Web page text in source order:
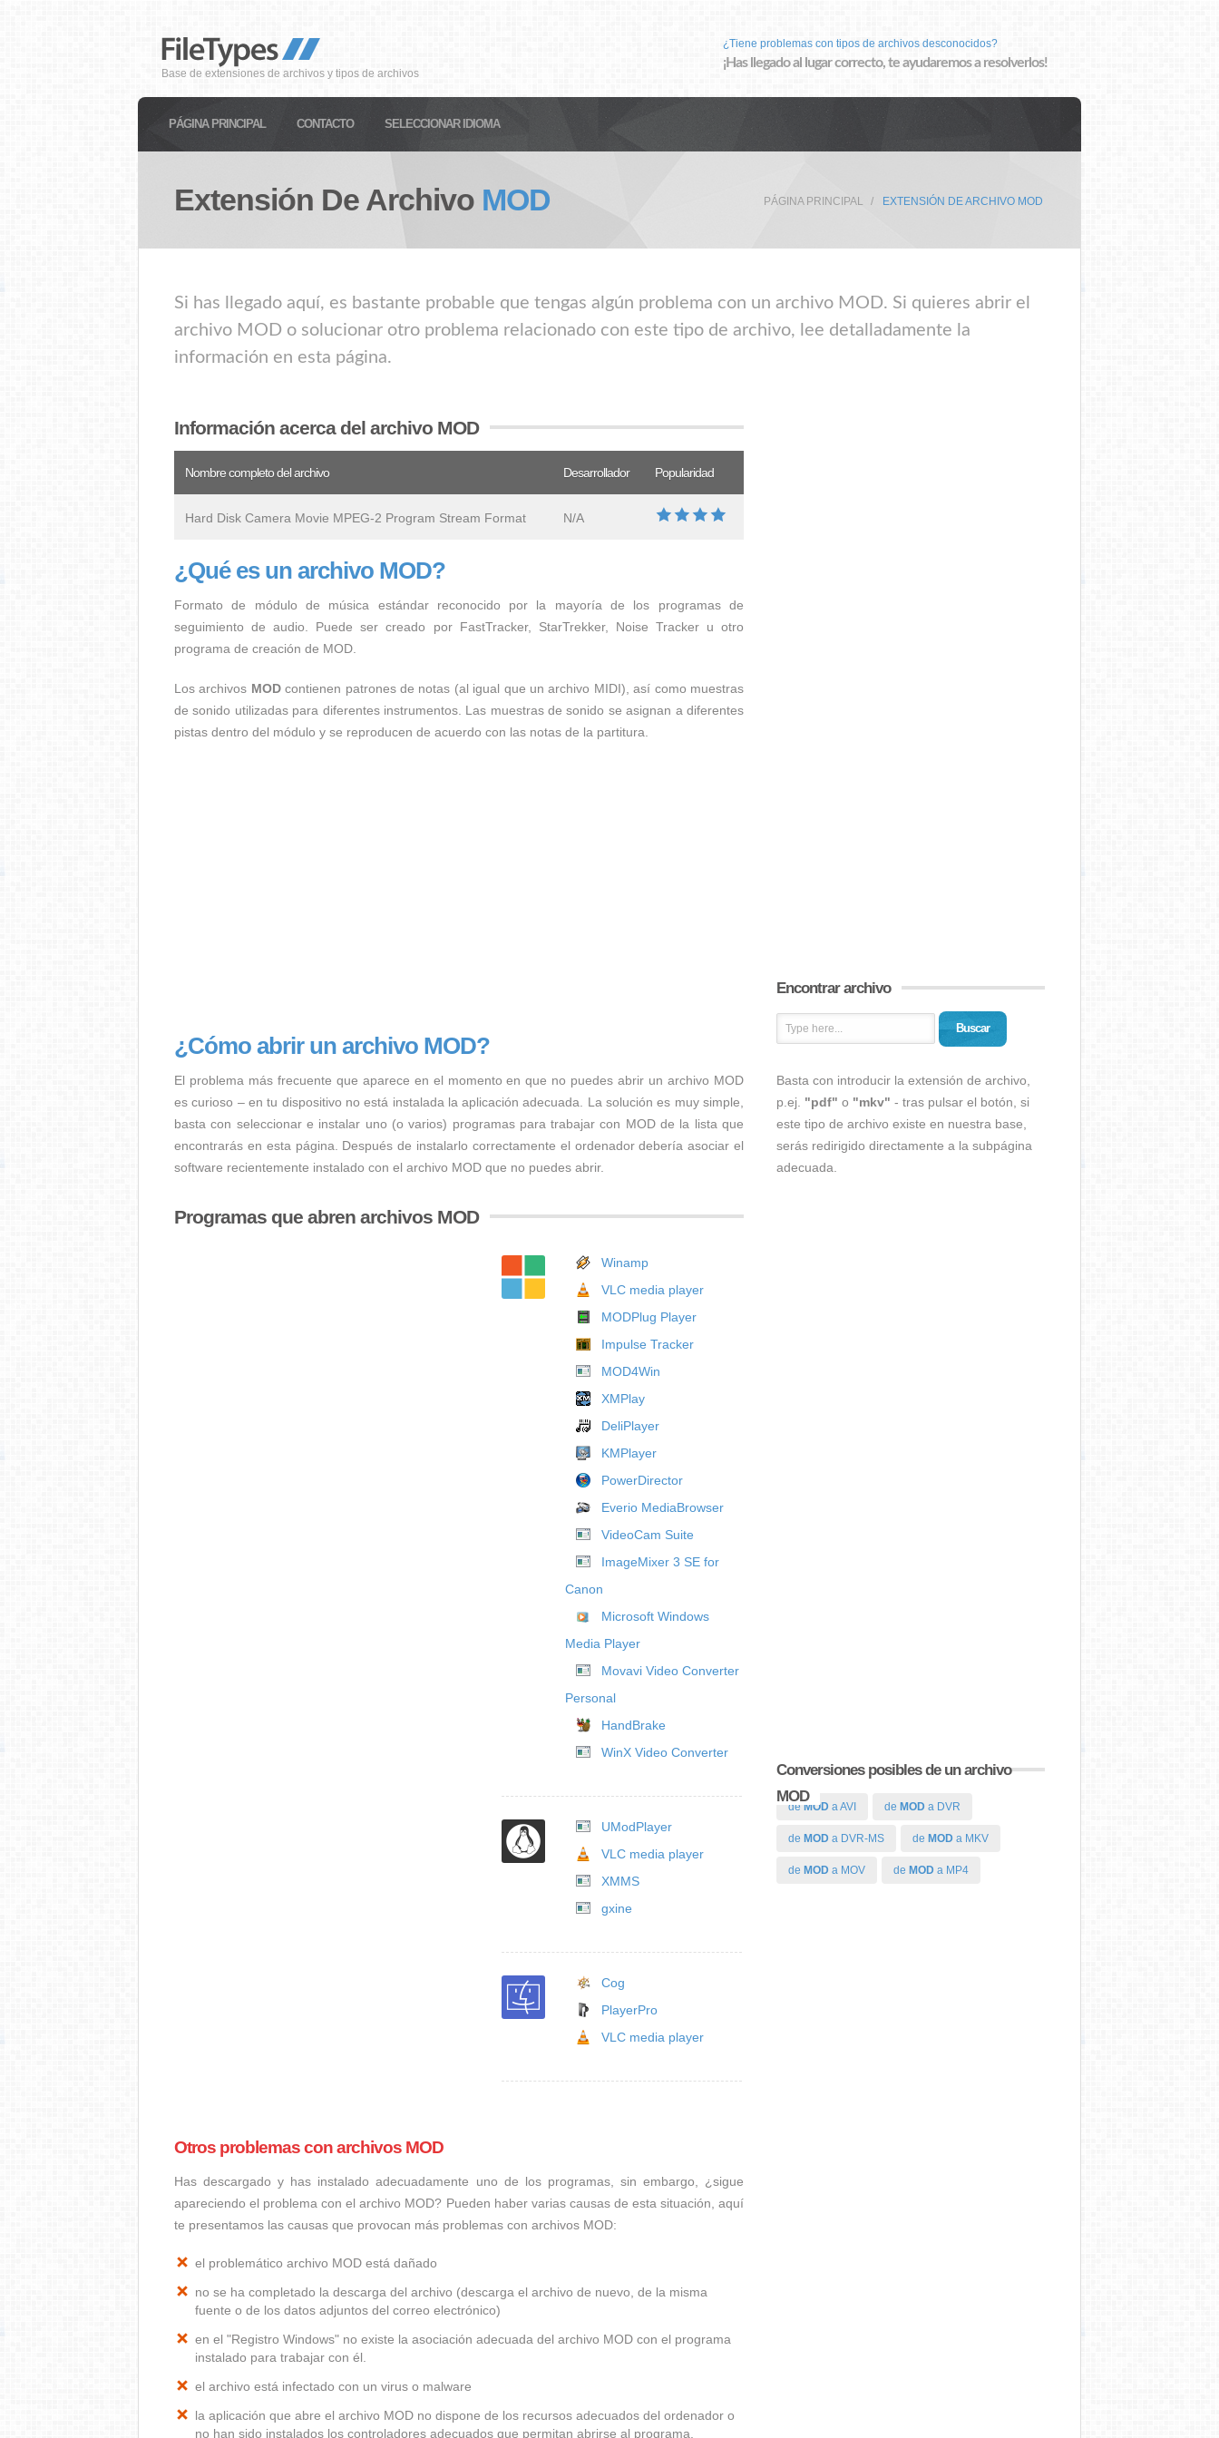
Base de extensiones de archivos y tipos de archivos
¿Tiene problemas con tipos de archivos desconocidos?
¡Has llegado al lugar correcto, te ayudaremos a resolverlos!
PÁGINA PRINCIPAL CONTACTO SELECCIONAR IDIOMA
Extensión De Archivo MOD PÁGINA PRINCIPAL EXTENSIÓN DE ARCHIVO MOD
Si has llegado aquí, es bastante probable que tengas algún problema con un archivo MOD. Si quieres abrir el
archivo MOD o solucionar otro problema relacionado con este tipo de archivo, lee detalladamente la
información en esta página.
Información acerca del archivo MOD
Nombre completo del archivo Desarrollador Popularidad
Hard Disk Camera Movie MPEG-2 Program Stream Format N/A
¿Qué es un archivo MOD?
Formato de módulo de música estándar reconocido por la mayoría de los programas de
seguimiento de audio. Puede ser creado por FastTracker, StarTrekker, Noise Tracker u otro
programa de creación de MOD.
Los archivos MODcontienen patrones de notas (al igual que un archivo MIDI), así como muestras
de sonido utilizadas para diferentes instrumentos. Las muestras de sonido se asignan a diferentes
pistas dentro del módulo y se reproducen de acuerdo con las notas de la partitura.
¿Cómo abrir un archivo MOD?
El problema más frecuente que aparece en el momento en que no puedes abrir un archivo MOD
es curioso – en tu dispositivo no está instalada la aplicación adecuada. La solución es muy simple,
basta con seleccionar e instalar uno (o varios) programas para trabajar con MOD de la lista que
encontrarás en esta página. Después de instalarlo correctamente el ordenador debería asociar el
software recientemente instalado con el archivo MOD que no puedes abrir.
Programas que abren archivos MOD
Winamp
VLC media player
MODPlug Player
Impulse Tracker
MOD4Win
XMPlay
DeliPlayer
KMPlayer
PowerDirector
Everio MediaBrowser
VideoCam Suite
ImageMixer 3 SE for
Canon
Microsoft Windows
Media Player
Movavi Video Converter
Personal
HandBrake
WinX Video Converter
UModPlayer
VLC media player
XMMS
gxine
Cog
PlayerPro
VLC media player
Otros problemas con archivos MOD
Has descargado y has instalado adecuadamente uno de los programas, sin embargo, ¿sigue
apareciendo el problema con el archivo MOD? Pueden haber varias causas de esta situación, aquí
te presentamos las causas que provocan más problemas con archivos MOD:
el problemático archivo MOD está dañado
no se ha completado la descarga del archivo (descarga el archivo de nuevo, de la misma
fuente o de los datos adjuntos del correo electrónico)
en el "Registro Windows" no existe la asociación adecuada del archivo MOD con el programa
instalado para trabajar con él.
el archivo está infectado con un virus o malware
la aplicación que abre el archivo MOD no dispone de los recursos adecuados del ordenador o
no han sido instalados los controladores adecuados que permitan abrirse al programa.
Encontrar archivo
Buscar
Basta con introducir la extensión de archivo,
p.ej. "pdf" o "mkv" - tras pulsar el botón, si
este tipo de archivo existe en nuestra base,
serás redirigido directamente a la subpágina
adecuada.
Conversiones posibles de un archivo
MOD
de MOD a AVI de MOD a DVR
de MOD a DVR-MS de MOD a MKV
de MOD a MOV de MOD a MP4